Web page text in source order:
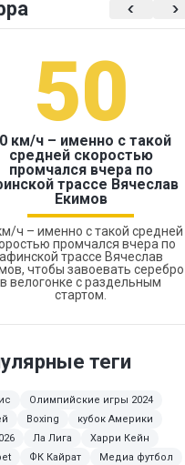
50
км/ч – именно с такой
средней скоростью
промчался вчера по
трассе Вячеслав
Екимов
ч – именно с такой средней
промчался вчера по
афинской трассе Вячеслав
чтобы завоевать серебро
в велогонке с раздельным
стартом.
теги
Олимпийские игры 2024
Boxing
кубок Америки
Ла Лига
Харри Кейн
ФК Кайрат
Медиа футбол